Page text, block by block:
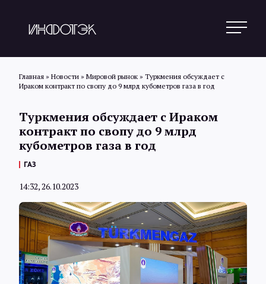
Новости
Обзоры
Интервью
Главная » Новости » Мировой рынок » Туркмения обсуждает с
Ираком контракт по свопу до 9 млрд кубометров газа в год
Туркмения обсуждает с Ираком
контракт по свопу до 9 млрд
кубометров газа в год
ГАЗ
14:32, 26.10.2023